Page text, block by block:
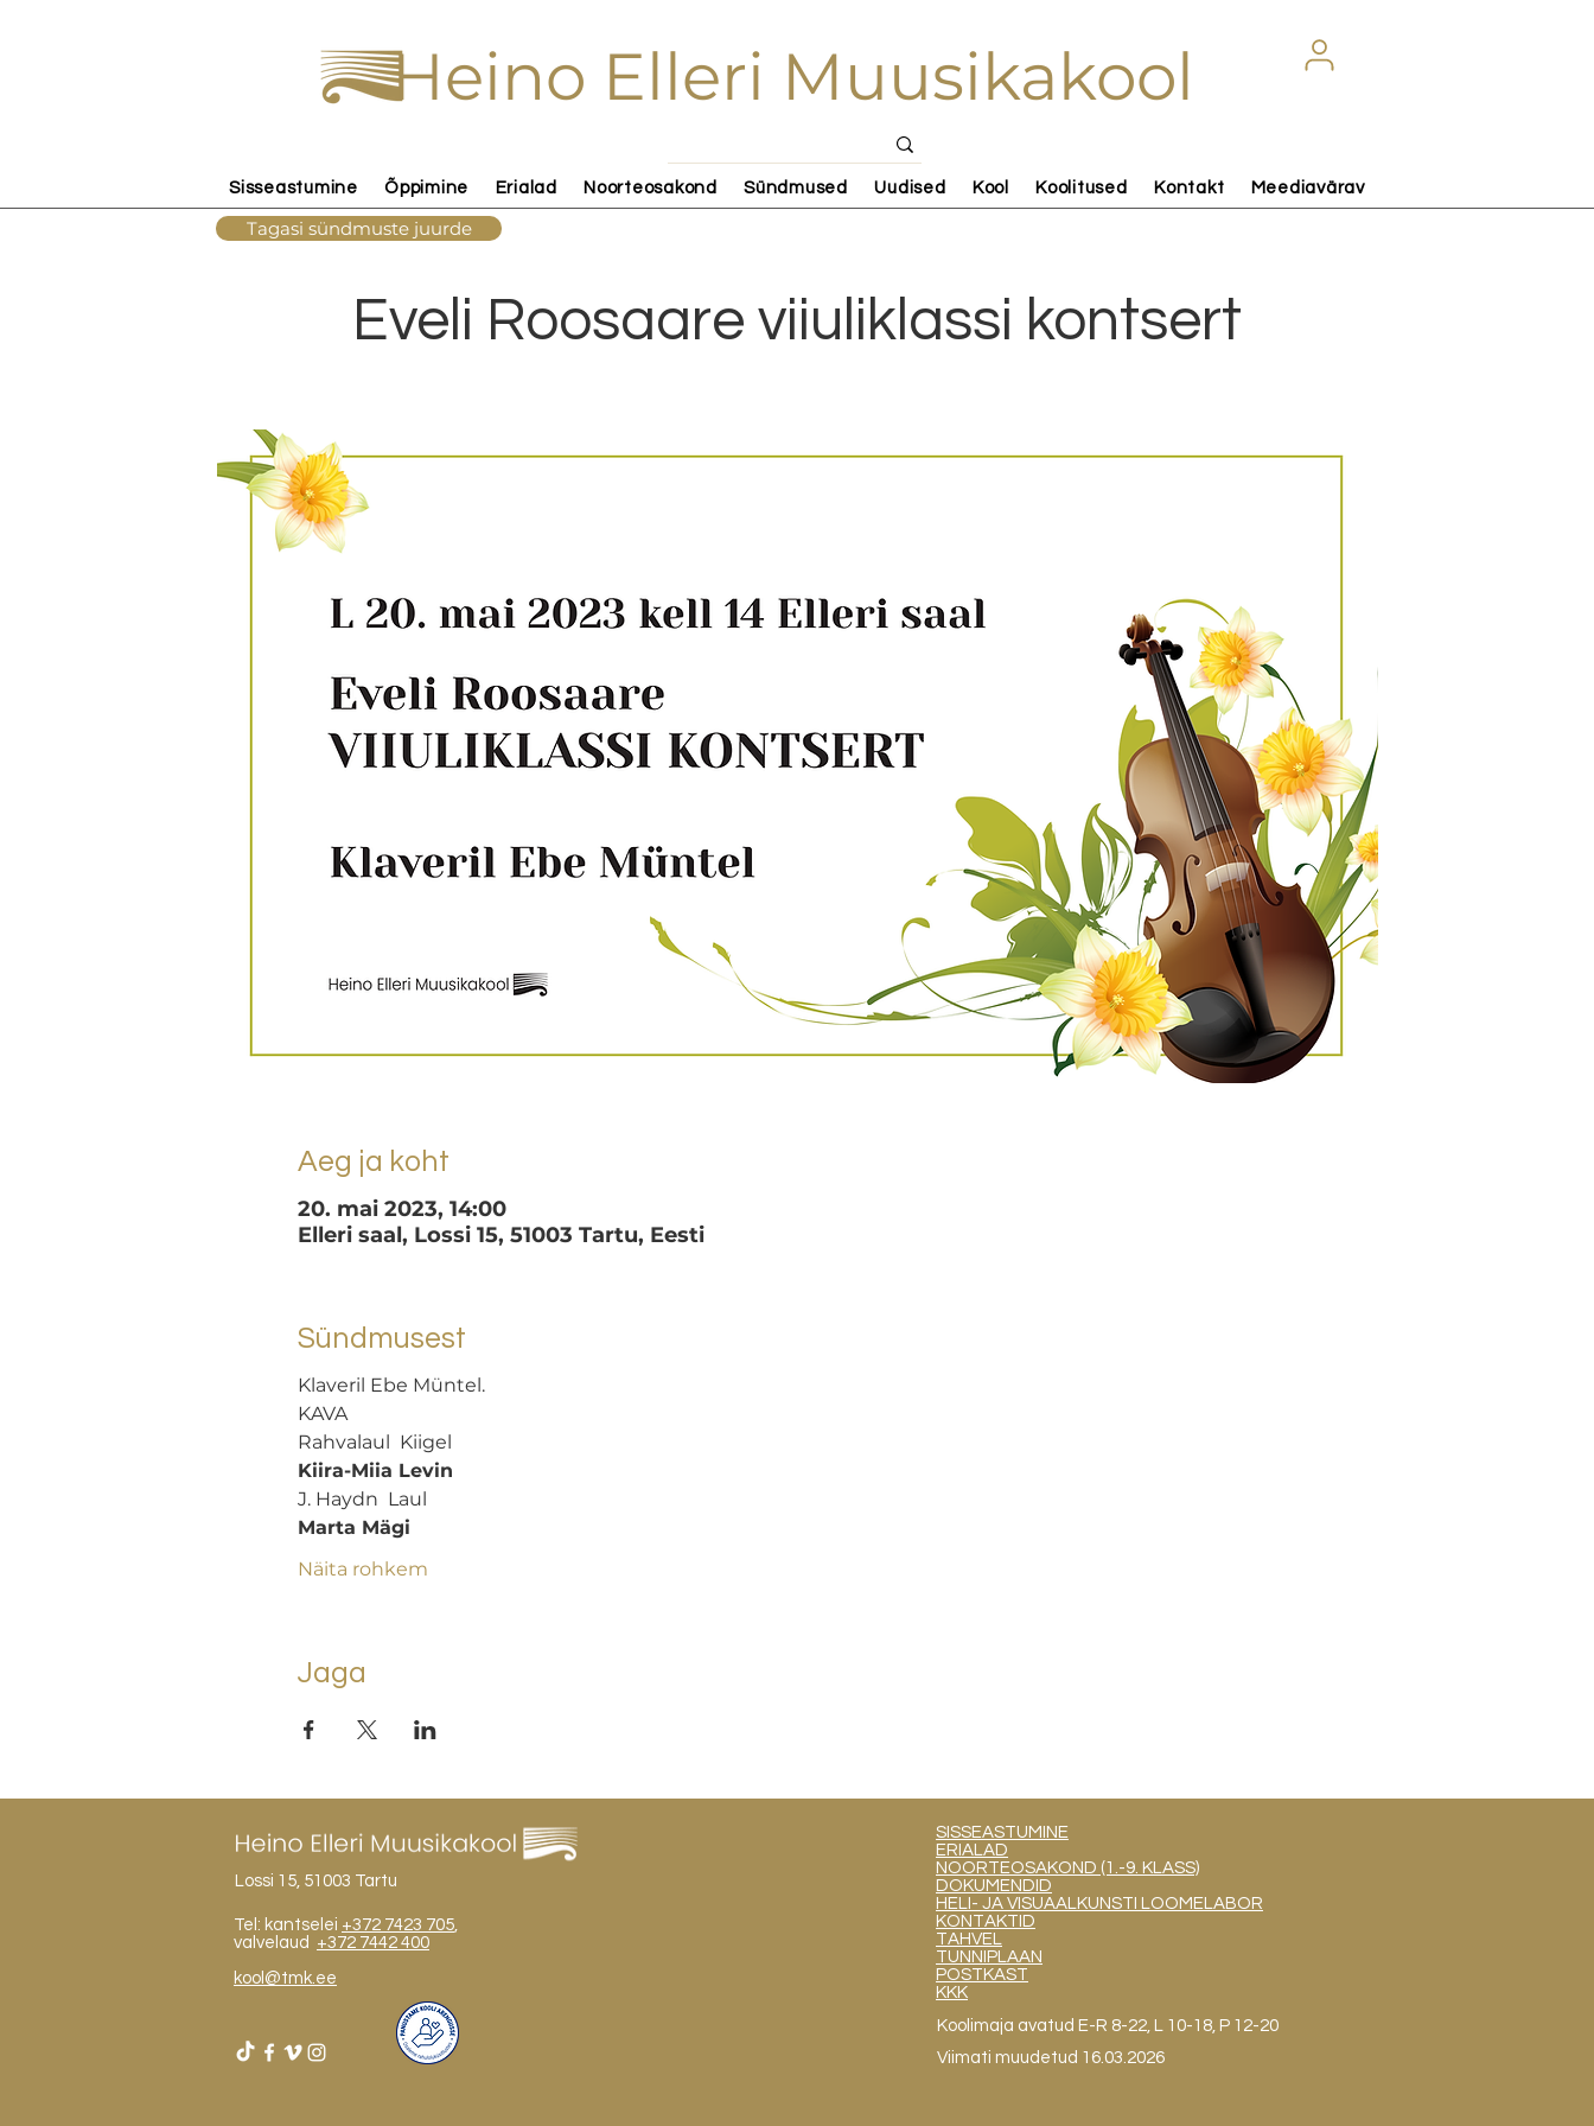
Heino Elleri Muusikakool
Sisseastumine Õppimine Erialad Noorteosakond Sündmused Uudised Kool Koolitused Kontakt Meediavärav
Eveli Roosaare viiuliklassi kontsert
Aeg ja koht
20. mai 2023, 14:00
Elleri saal, Lossi 15, 51003 Tartu, Eesti
Sündmusest
Klaveril Ebe Müntel.
KAVA
Rahvalaul  Kiigel
Kiira-Miia Levin
J. Haydn  Laul
Marta Mägi
Näita rohkem
Jaga
Tagasi sündmuste juurde
Lossi 15, 51003 Tartu
Tel: kantselei +372 7423 705
valvelaud +372 7442 400
kool@tmk.ee
SISSEASTUMINE
ERIALAD
NOORTEOSAKOND (1.-9. KLASS)
DOKUMENDID
HELI- JA VISUAALKUNSTI LOOMELABOR
KONTAKTID
TAHVEL
TUNNIPLAAN
POSTKAST
KKK
Koolimaja avatud E-R 8-22, L 10-18, P 12-20
Viimati muudetud 16.03.2026